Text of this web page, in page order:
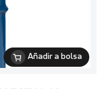
Añadir a bolsa